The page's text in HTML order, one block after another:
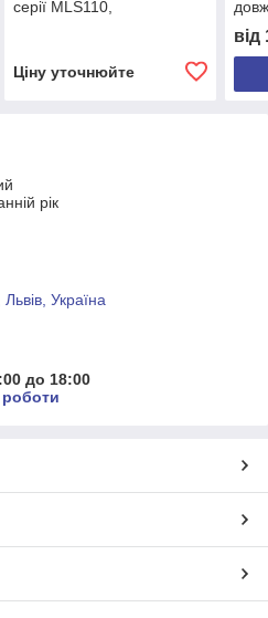
серії MLS110,
Ціну уточнюйте
50
від
рік
Україна
до 18:00
роботи